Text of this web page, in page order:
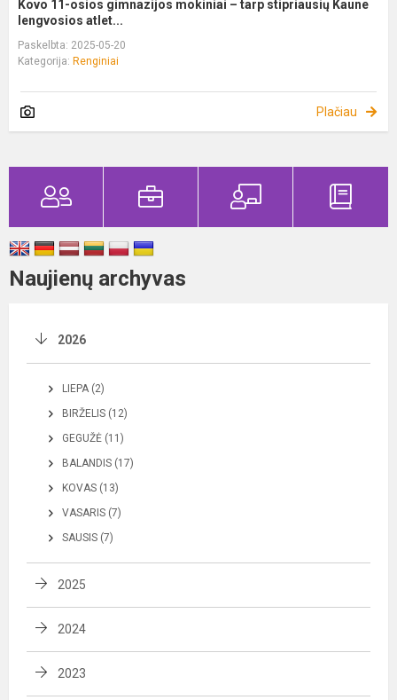
Kovo 11-osios gimnazijos mokiniai – tarp stipriausių Kaune
lengvosios atlet...
Paskelbta: 2025-05-20
Kategorija: Renginiai
Plačiau
Naujienų archyvas
2026
LIEPA (2)
BIRŽELIS (12)
GEGUŽĖ (11)
BALANDIS (17)
KOVAS (13)
VASARIS (7)
SAUSIS (7)
2025
2024
2023